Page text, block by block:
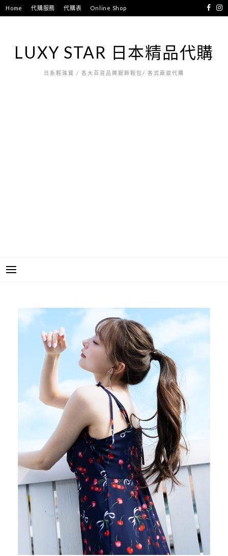
跳
至
Home 代購服務 代購表 Online Shop
LUXY STAR 日本精品代購
日系輕珠寶 / 各大百貨品牌服飾鞋包/ 各式藥妝代購